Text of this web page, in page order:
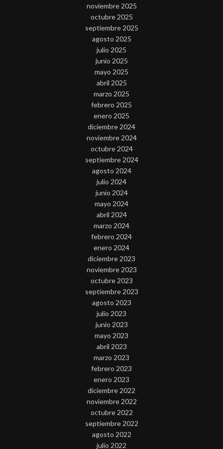
noviembre 2025
octubre 2025
septiembre 2025
agosto 2025
julio 2025
junio 2025
mayo 2025
abril 2025
marzo 2025
febrero 2025
enero 2025
diciembre 2024
noviembre 2024
octubre 2024
septiembre 2024
agosto 2024
julio 2024
junio 2024
mayo 2024
abril 2024
marzo 2024
febrero 2024
enero 2024
diciembre 2023
noviembre 2023
octubre 2023
septiembre 2023
agosto 2023
julio 2023
junio 2023
mayo 2023
abril 2023
marzo 2023
febrero 2023
enero 2023
diciembre 2022
noviembre 2022
octubre 2022
septiembre 2022
agosto 2022
julio 2022